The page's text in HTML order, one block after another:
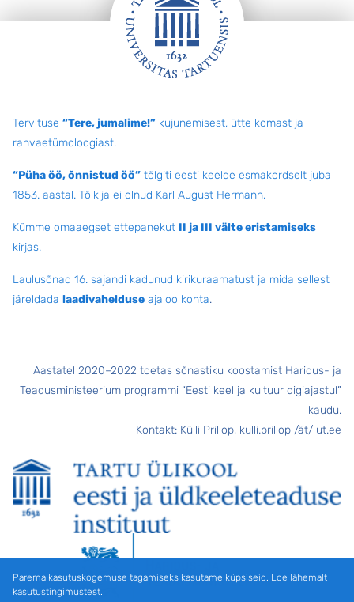
Tervituse “Tere, jumalime!” kujunemisest, ütte komast ja
rahvaetümoloogiast.
“Püha öö, õnnistud öö” tõlgiti eesti keelde esmakordselt juba
1853. aastal. Tõlkija ei olnud Karl August Hermann.
Kümme omaaegset ettepanekut II ja III välte eristamiseks
kirjas.
Laulusõnad 16. sajandi kadunud kirikuraamatust ja mida sellest
järeldada laadivahelduse ajaloo kohta.
Aastatel 2020–2022 toetas sõnastiku koostamist Haridus- ja
Teadusministeerium programmi “Eesti keel ja kultuur digiajastul”
kaudu.
Kontakt: Külli Prillop, kulli.prillop /ät/ ut.ee
Parema kasutuskogemuse tagamiseks kasutame küpsiseid. Loe lähemalt
kasutustingimustest.